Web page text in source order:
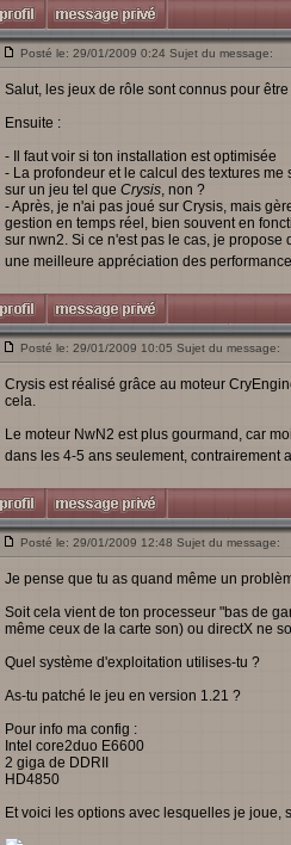
Posté le: 29/01/2009 0:24 Sujet du message:
Salut, les jeux de rôle sont connus pour
Ensuite :
- Il faut voir si ton installation est optimisée
- La profondeur et le calcul des textures
sur un jeu tel que Crysis, non ?
- Après, je n'ai pas joué sur Crysis, mais
gestion en temps réel, bien souvent en
sur nwn2. Si ce n'est pas le cas, je
une meilleure appréciation des
Posté le: 29/01/2009 10:05 Sujet du message:
Crysis est réalisé grâce au moteur
cela.
Le moteur NwN2 est plus gourmand, car
dans les 4-5 ans seulement, contrairement
Posté le: 29/01/2009 12:48 Sujet du message:
Je pense que tu as quand même un
Soit cela vient de ton processeur "bas de
même ceux de la carte son) ou directX ne
Quel système d'exploitation utilises-tu ?
As-tu patché le jeu en version 1.21 ?
Pour info ma config :
Intel core2duo E6600
2 giga de DDRII
HD4850
Et voici les options avec lesquelles je joue,